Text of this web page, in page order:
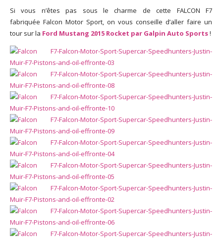
Si vous n’êtes pas sous le charme de cette FALCON F7
fabriquée Falcon Motor Sport, on vous conseille d’aller faire un
tour sur la Ford Mustang 2015 Rocket par Galpin Auto Sports!